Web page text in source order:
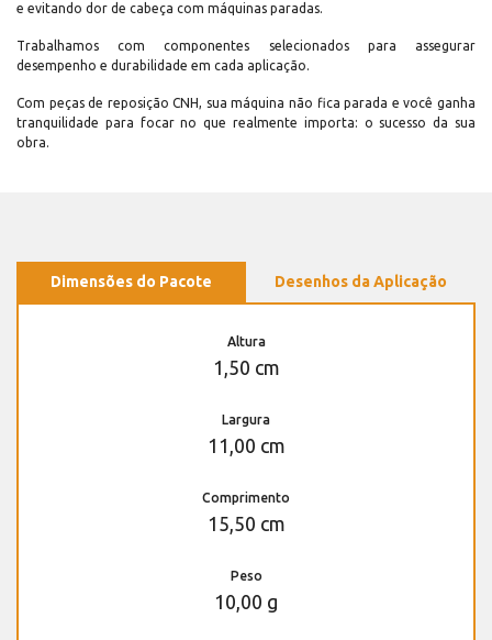
e evitando dor de cabeça com máquinas paradas.
Trabalhamos com componentes selecionados para assegurar
desempenho e durabilidade em cada aplicação.
Com peças de reposição CNH, sua máquina não fica parada e você ganha
tranquilidade para focar no que realmente importa: o sucesso da sua
obra.
Dimensões do Pacote Desenhos da Aplicação
Altura
1,50 cm
Largura
11,00 cm
Comprimento
15,50 cm
Peso
10,00 g